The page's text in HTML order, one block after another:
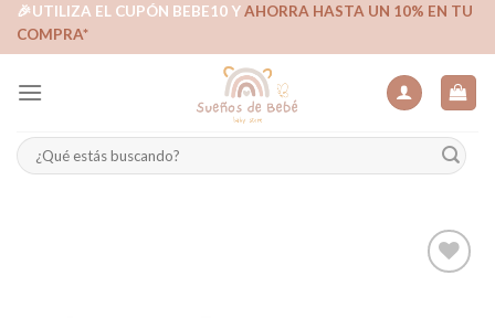
Skip🎉UTILIZA EL CUPÓN BEBE10 YAHORRA HASTA UN 10% EN TU
COMPRA*
Buscar
por: